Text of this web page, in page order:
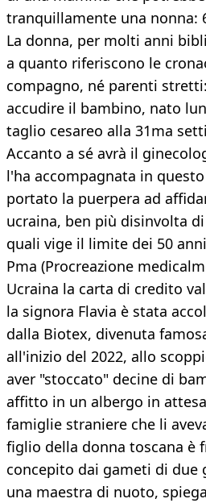
tranquillamente una nonna:
La donna, per molti anni
a quanto riferiscono le
compagno, né parenti
accudire il bambino, nato
taglio cesareo alla 31ma
Accanto a sé avrà il
l'ha accompagnata in
portato la puerpera ad
ucraina, ben più disinvolta
quali vige il limite dei 50
Pma (Procreazione
Ucraina la carta di credito
la signora Flavia è stata
dalla Biotex, divenuta
all'inizio del 2022, allo
aver "stoccato" decine di
affitto in un albergo in
famiglie straniere che li
figlio della donna toscana è
concepito dai gameti di due
una maestra di nuoto,